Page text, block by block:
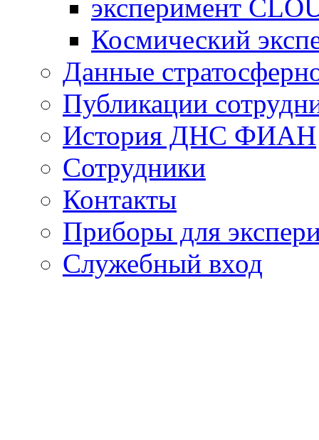
эксперимент
Космический
Данные
Публикации
История ДНС ФИАН
Сотрудники
Контакты
Приборы для
Служебный вход